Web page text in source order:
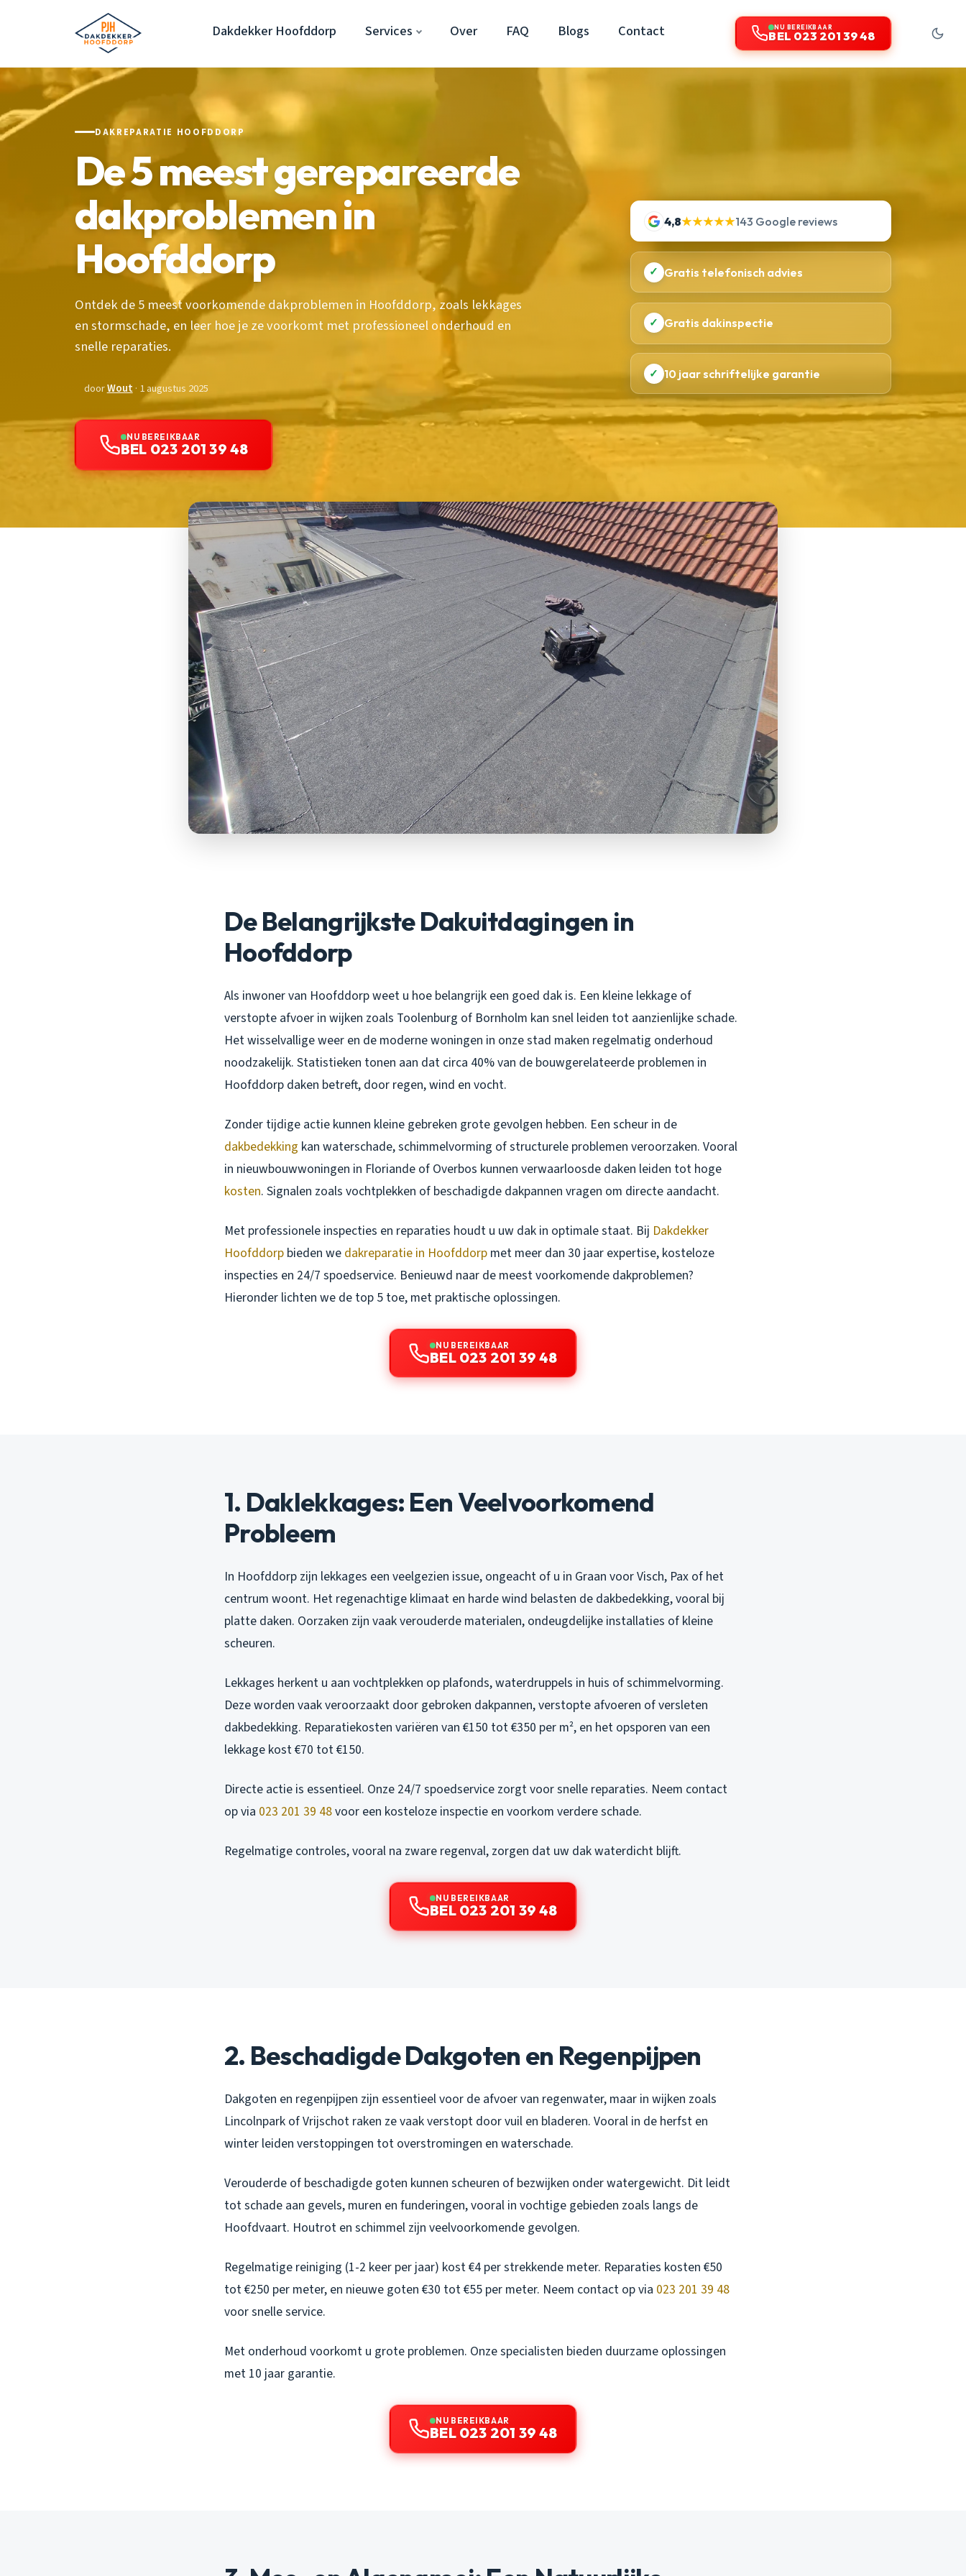
Dakdekker Hoofddorp Services Over FAQ Blogs Contact NU BEREIKBAAR
BEL 023 201 39 48
DAKREPARATIE HOOFDDORP
De 5 meest gerepareerde
dakproblemen in
Hoofddorp
Ontdek de 5 meest voorkomende dakproblemen in Hoofddorp, zoals lekkages
en stormschade, en leer hoe je ze voorkomt met professioneel onderhoud en
snelle reparaties.
doorWout· 1 augustus 2025
NU BEREIKBAAR
BEL 023 201 39 48
4,8★★★★★143 Google reviews
✓ Gratis telefonisch advies
✓ Gratis dakinspectie
✓ 10 jaar schriftelijke garantie
De Belangrijkste Dakuitdagingen in
Hoofddorp
Als inwoner van Hoofddorp weet u hoe belangrijk een goed dak is. Een kleine lekkage of
verstopte afvoer in wijken zoals Toolenburg of Bornholm kan snel leiden tot aanzienlijke schade.
Het wisselvallige weer en de moderne woningen in onze stad maken regelmatig onderhoud
noodzakelijk. Statistieken tonen aan dat circa 40% van de bouwgerelateerde problemen in
Hoofddorp daken betreft, door regen, wind en vocht.
Zonder tijdige actie kunnen kleine gebreken grote gevolgen hebben. Een scheur in de
dakbedekking kan waterschade, schimmelvorming of structurele problemen veroorzaken. Vooral
in nieuwbouwwoningen in Floriande of Overbos kunnen verwaarloosde daken leiden tot hoge
kosten. Signalen zoals vochtplekken of beschadigde dakpannen vragen om directe aandacht.
Met professionele inspecties en reparaties houdt u uw dak in optimale staat. Bij Dakdekker
Hoofddorp bieden we dakreparatie in Hoofddorp met meer dan 30 jaar expertise, kosteloze
inspecties en 24/7 spoedservice. Benieuwd naar de meest voorkomende dakproblemen?
Hieronder lichten we de top 5 toe, met praktische oplossingen.
NU BEREIKBAAR
BEL 023 201 39 48
1. Daklekkages: Een Veelvoorkomend
Probleem
In Hoofddorp zijn lekkages een veelgezien issue, ongeacht of u in Graan voor Visch, Pax of het
centrum woont. Het regenachtige klimaat en harde wind belasten de dakbedekking, vooral bij
platte daken. Oorzaken zijn vaak verouderde materialen, ondeugdelijke installaties of kleine
scheuren.
Lekkages herkent u aan vochtplekken op plafonds, waterdruppels in huis of schimmelvorming.
Deze worden vaak veroorzaakt door gebroken dakpannen, verstopte afvoeren of versleten
dakbedekking. Reparatiekosten variëren van €150 tot €350 per m², en het opsporen van een
lekkage kost €70 tot €150.
Directe actie is essentieel. Onze 24/7 spoedservice zorgt voor snelle reparaties. Neem contact
op via 023 201 39 48voor een kosteloze inspectie en voorkom verdere schade.
Regelmatige controles, vooral na zware regenval, zorgen dat uw dak waterdicht blijft.
NU BEREIKBAAR
BEL 023 201 39 48
2. Beschadigde Dakgoten en Regenpijpen
Dakgoten en regenpijpen zijn essentieel voor de afvoer van regenwater, maar in wijken zoals
Lincolnpark of Vrijschot raken ze vaak verstopt door vuil en bladeren. Vooral in de herfst en
winter leiden verstoppingen tot overstromingen en waterschade.
Verouderde of beschadigde goten kunnen scheuren of bezwijken onder watergewicht. Dit leidt
tot schade aan gevels, muren en funderingen, vooral in vochtige gebieden zoals langs de
Hoofdvaart. Houtrot en schimmel zijn veelvoorkomende gevolgen.
Regelmatige reiniging (1-2 keer per jaar) kost €4 per strekkende meter. Reparaties kosten €50
tot €250 per meter, en nieuwe goten €30 tot €55 per meter. Neem contact op via 023 201 39 48
voor snelle service.
Met onderhoud voorkomt u grote problemen. Onze specialisten bieden duurzame oplossingen
met 10 jaar garantie.
NU BEREIKBAAR
BEL 023 201 39 48